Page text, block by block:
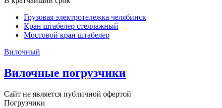
Грузовая электротележка челябинск
Кран штабелер стеллажный
Мостовой кран штабелер
Вилочный
Вилочные погрузчики
Сайт не является публичной офертой
Погрузчики